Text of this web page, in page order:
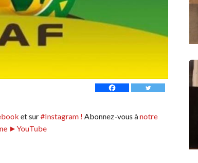
et sur#Instagram ! Abonnez-vous ànotre
►YouTube